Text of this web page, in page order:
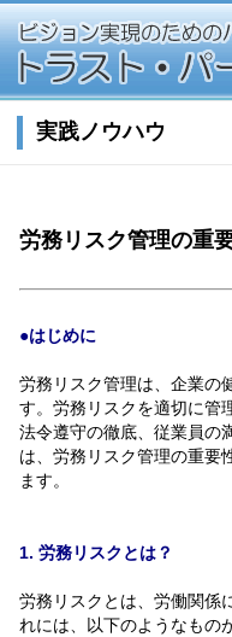
実践ノウハウ
労務リスク管理の重
●はじめに
労務リスク管理は、企業の
す。労務リスクを適切に管
法令遵守の徹底、従業員の
は、労務リスク管理の重要
ます。
1. 労務リスクとは？
労務リスクとは、労働関係
れには、以下のようなもの